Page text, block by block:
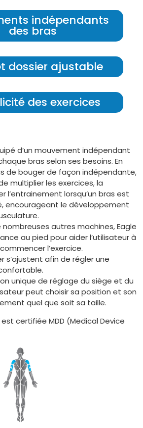
indépendants
des bras
dossier ajustable
des exercices
d’un mouvement indépendant
bras selon ses besoins. En
de bouger de façon indépendante,
multiplier les exercices, la
l’entrainement lorsqu’un bras est
encourageant le développement
autres machines, Eagle
au pied pour aider l’utilisateur à
l’exercice.
s’ajustent afin de régler une
unique de réglage du siège et du
peut choisir sa position et son
quel que soit sa taille.
certifiée MDD (Medical Device